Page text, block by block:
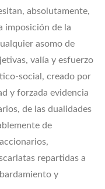
absolutamente,
imposición de la
asomo de
valía y esfuerzo
social, creado por
y forzada evidencia
de las dualidades
de
repartidas a
y